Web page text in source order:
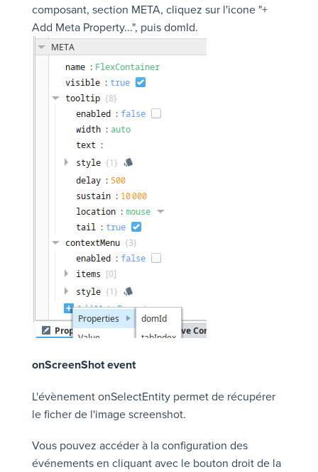
composant, section META, cliquez sur l'icone "+
Add Meta Property...", puis domId.
onScreenShot event
L'évènement onSelectEntity permet de récupérer
le ficher de l'image screenshot.
Vous pouvez accéder à la configuration des
événements en cliquant avec le bouton droit de la